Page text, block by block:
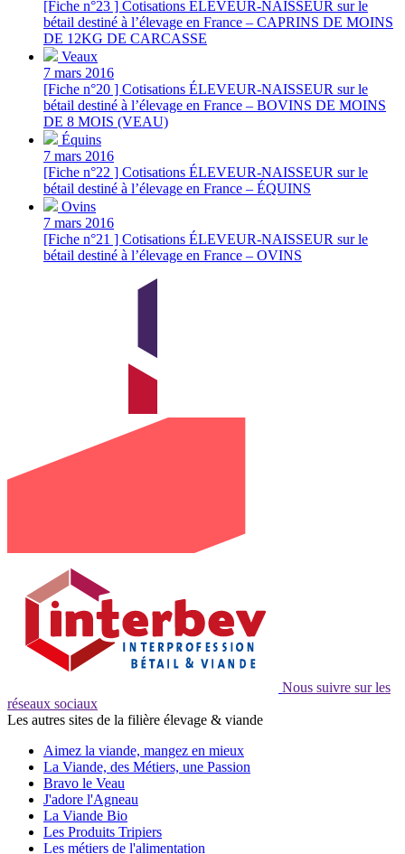
[Fiche n°23 ] Cotisations ÉLEVEUR-NAISSEUR sur le
bétail destiné à l’élevage en France – CAPRINS DE MOINS
DE 12KG DE CARCASSE
Veaux
7 mars 2016
[Fiche n°20 ] Cotisations ÉLEVEUR-NAISSEUR sur le
bétail destiné à l’élevage en France – BOVINS DE MOINS
DE 8 MOIS (VEAU)
Équins
7 mars 2016
[Fiche n°22 ] Cotisations ÉLEVEUR-NAISSEUR sur le
bétail destiné à l’élevage en France – ÉQUINS
Ovins
7 mars 2016
[Fiche n°21 ] Cotisations ÉLEVEUR-NAISSEUR sur le
bétail destiné à l’élevage en France – OVINS
Nous suivre sur les
réseaux sociaux
Les autres sites de la filière élevage & viande
Aimez la viande, mangez en mieux
La Viande, des Métiers, une Passion
Bravo le Veau
J'adore l'Agneau
La Viande Bio
Les Produits Tripiers
Les métiers de l'alimentation